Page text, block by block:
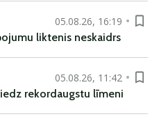
05.08.26, 16:19
liktenis neskaidrs
05.08.26, 11:42
rekordaugstu līmeni